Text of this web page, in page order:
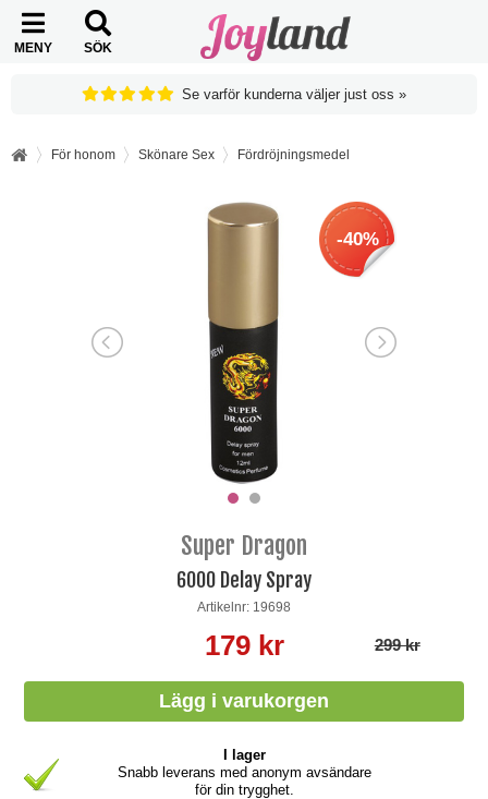
MENY SÖK
Se varför kunderna väljer just oss »
För honom Skönare Sex Fördröjningsmedel
-40%
Super Dragon
6000 Delay Spray
Artikelnr: 19698
179 kr 299 kr
I lager
Snabb leverans med anonym avsändare
för din trygghet.